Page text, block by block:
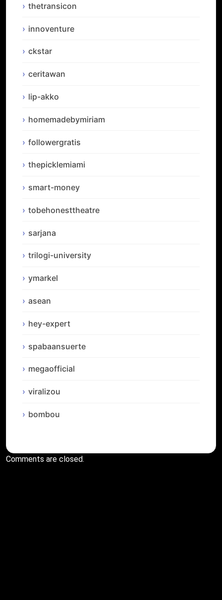
thetransicon
innoventure
ckstar
ceritawan
lip-akko
homemadebymiriam
followergratis
thepicklemiami
smart-money
tobehonesttheatre
sarjana
trilogi-university
ymarkel
asean
hey-expert
spabaansuerte
megaofficial
viralizou
bombou
Comments are closed.